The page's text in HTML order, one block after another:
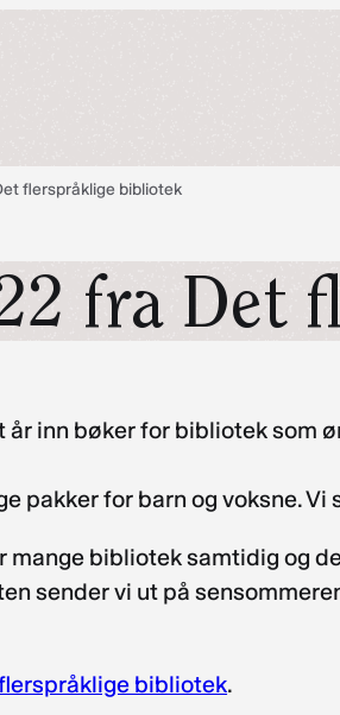
flerspråklige bibliotek
fra Det
inn bøker for bibliotek som
pakker for barn og voksne.
bibliotek samtidig og
sender vi ut på
bibliotek.